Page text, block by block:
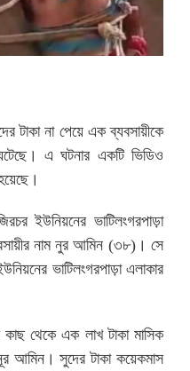
টাকা না পেয়ে এক ব্যবসায়ীকে
ঘটেছে। এ ঘটনার একটি ভিডিও
ইউনিয়নের ভাটিলংগরপাড়া
নাম নুর আমিন (৩৮)। সে
ভাটিলংগরপাড়া এলাকার
থেকে এক লাখ টাকা মাসিক
আমিন। সুদের টাকা কয়েকমাস